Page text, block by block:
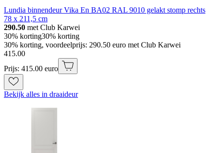
Lundia binnendeur Vika En BA02 RAL 9010 gelakt stomp rechts
78 x 211,5 cm
290.50 met Club Karwei
30% korting30% korting
30% korting, voordeelprijs: 290.50 euro met Club Karwei
415.00
Prijs: 415.00 euro
Bekijk alles in draaideur